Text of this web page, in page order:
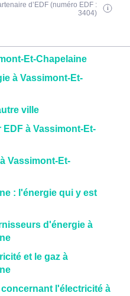
d’EDF (numéro EDF :
3404)
Et-Chapelaine
à Vassimont-Et-
ville
à Vassimont-Et-
Vassimont-Et-
: l'énergie qui y est
d'énergie à
et le gaz à
l'électricité à